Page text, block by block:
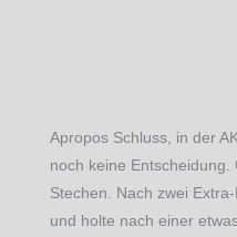
Apropos Schluss, in der
noch keine
Stechen. Nach zwei
und holte nach einer